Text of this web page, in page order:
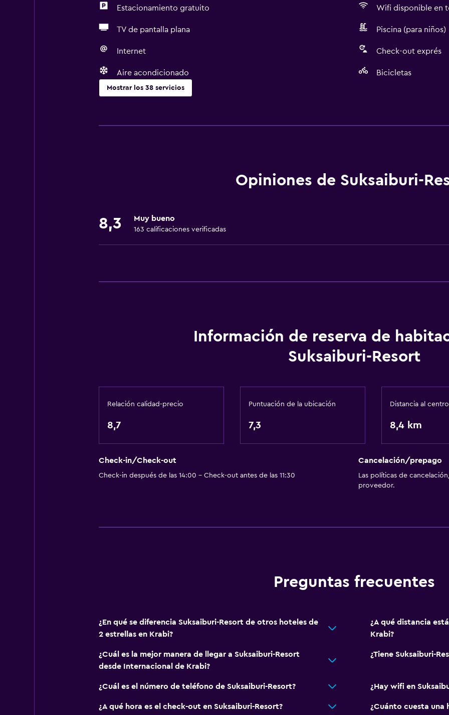
Estacionamiento gratuito Wifi disponible en
TV de pantalla plana Piscina (para niños)
Internet Check-out exprés
Aire acondicionado Bicicletas
Mostrar los 38 servicios
Wifi gratis
Aire acondicionado
Aseo
Baño privado
General
Servicios y facilidades
Acceso con llave
Acceso con tarjeta
Habitaciones para no fumadores disponibles
Áreas designadas para fumadores
Estacionamiento
Piscina al aire libre
TV de pantalla plana
Terraza/patio
Escritorio
Tetera eléctrica
Bicicletas
Opiniones de Suksaiburi-
8,3 Muy bueno
163 calificaciones verificadas
Información de reserva de
Suksaiburi-Resort
Relación calidad-precio
8,7
Puntuación de la ubicación
7,3
Distancia al centro
8,4 km
Check-in/Check-out
Check-in después de las 14:00 - Check-out antes de las 11:30
Cancelación/prepago
Las políticas de
proveedor.
Preguntas frecuentes
¿En qué se diferencia Suksaiburi-Resort de otros hoteles de
2 estrellas en Krabi?
¿A qué distancia
Krabi?
¿Cuál es la mejor manera de llegar a Suksaiburi-Resort
desde Internacional de Krabi?
¿Tiene Suksaiburi-
¿Cuál es el número de teléfono de Suksaiburi-Resort? ¿Hay wifi en
¿A qué hora es el check-out en Suksaiburi-Resort? ¿Cuánto cuesta una